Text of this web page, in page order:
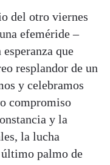
del otro viernes
efeméride –
que
resplandor de un
y celebramos
compromiso
y la
la lucha
palmo de